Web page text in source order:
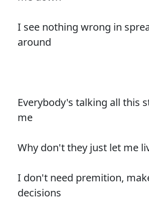
I see nothing wrong in
around
Everybody's talking all this
me
Why don't they just let me
I don't need premition,
decisions